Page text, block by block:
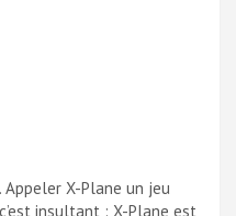
X-Plane un jeu
insultant : X-Plane est